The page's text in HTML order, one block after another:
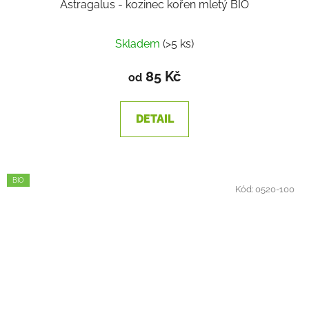
Astragalus - kozinec kořen mletý BIO
Skladem (>5 ks)
od 85 Kč
DETAIL
BIO
Kód:0520-100